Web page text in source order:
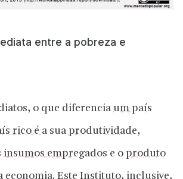
entre a pobreza e
o que diferencia um país
rico é a sua produtividade,
insumos empregados e o produto
economia. Este Instituto, inclusive,